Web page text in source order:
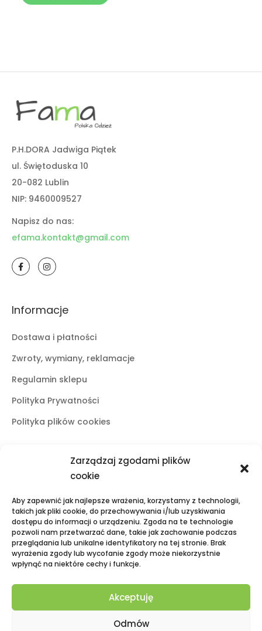
Zarządzaj zgodami plików
cookie
Aby zapewnić jak najlepsze wrażenia, korzystamy z technologii,
takich jak pliki cookie, do przechowywania i/lub uzyskiwania
dostępu do informacji o urządzeniu. Zgoda na te technologie
pozwoli nam przetwarzać dane, takie jak zachowanie podczas
przeglądania lub unikalne identyfikatory na tej stronie. Brak
wyrażenia zgody lub wycofanie zgody może niekorzystnie
wpłynąć na niektóre cechy i funkcje.
Akceptuję
Odmów
P.H.DORA Jadwiga Piątek
ul. Świętoduska 10
20-082 Lublin
NIP: 9460009527
Napisz do nas:
efama.kontakt@gmail.com
Informacje
Dostawa i płatności
Zwroty, wymiany, reklamacje
Regulamin sklepu
Polityka Prywatności
Polityka plików cookies
Butiki stacjonarne
ul. Świętoduska 10
mail:fama.lublin@op.pl
tel:+48 601 525 423
Puławy
fama.pulawy@op.pl
tel:+48 695 938 095